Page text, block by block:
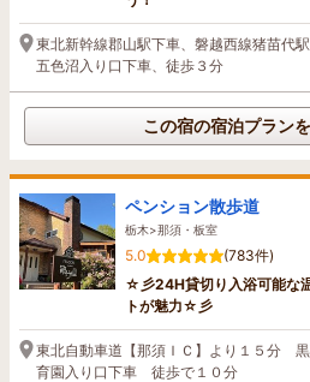
東北新幹線郡山駅下車、磐越西線猪苗代
五色沼入り口下車、徒歩３分
この宿の宿泊プラン
ペンション散歩道
栃木>那須・板室
5.0
(783件)
☆彡24H貸切り入浴可能な
トが魅力☆彡
東北自動車道【那須ＩＣ】より１５分
育園入り口下車 徒歩で１０分